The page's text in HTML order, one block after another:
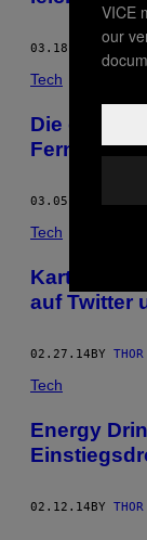
03.18.14
Tech
Die erste
Fernsehen
03.05.14
Tech
Kartellkids
auf Twitter
02.27.14BY
Tech
Energy
02.12.14BY
VICE
our